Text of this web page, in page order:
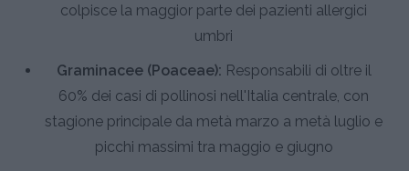
colpisce la maggior parte dei pazienti allergici
umbri
Graminacee (Poaceae): Responsabili di oltre il
60% dei casi di pollinosi nell'Italia centrale, con
stagione principale da metà marzo a metà luglio e
picchi massimi tra maggio e giugno